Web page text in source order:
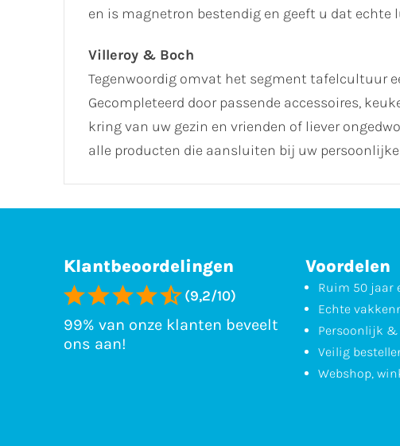
en is magnetron bestendig en geeft u dat echte
Villeroy & Boch
Tegenwoordig omvat het segment tafelcultuur
Gecompleteerd door passende accessoires,
kring van uw gezin en vrienden of liever
alle producten die aansluiten bij uw
Klantbeoordelingen
(9,2/10)
99% van onze klanten beveelt
ons aan!
Voordelen
Ruim 50 jaar
Echte
Persoonlijk
Veilig
Webshop,